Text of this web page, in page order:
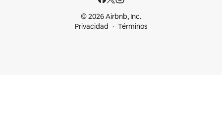
© 2026 Airbnb, Inc.
Privacidad
Términos